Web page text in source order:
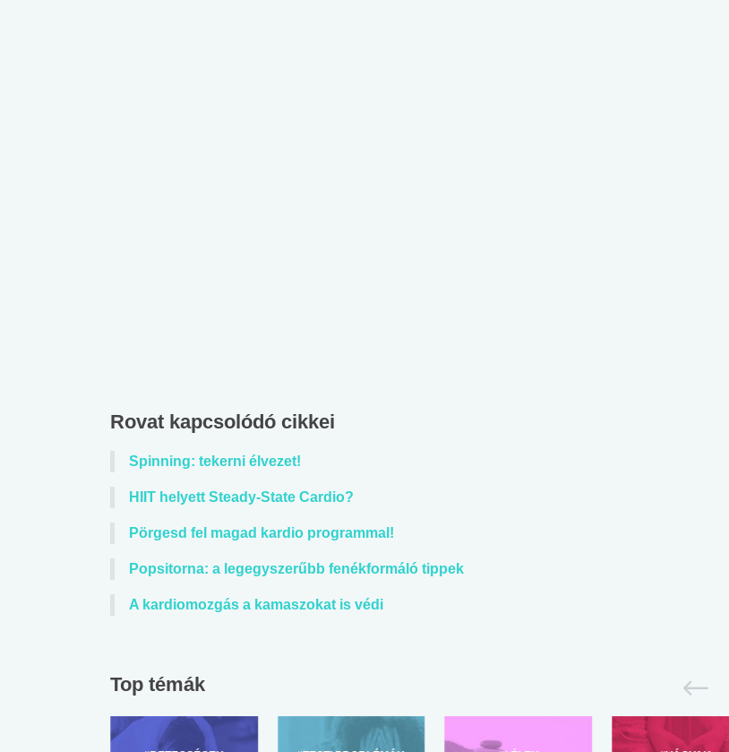
Rovat kapcsolódó cikkei
Spinning: tekerni élvezet!
HIIT helyett Steady-State Cardio?
Pörgesd fel magad kardio programmal!
Popsitorna: a legegyszerűbb fenékformáló tippek
A kardiomozgás a kamaszokat is védi
Top témák